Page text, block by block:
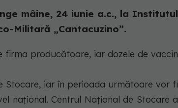
mâine, 24 iunie a.c., la Institutul
Militară „Cantacuzino”.
firma producătoare, iar dozele de vaccin
Stocare, iar în perioada următoare vor fi
național. Centrul Național de Stocare a